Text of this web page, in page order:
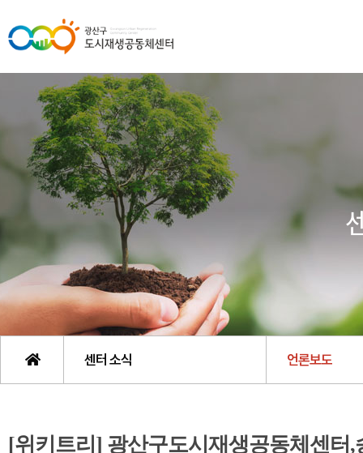
센터 소식 언론보도